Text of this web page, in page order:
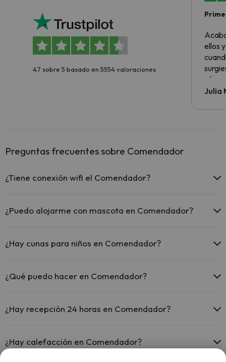
4.7 sobre 5 basado en 5554 valoraciones
ellos
todo
Julia
Preguntas frecuentes sobre Comendador
¿Tiene conexión wifi el Comendador?
¿Puedo alojarme con mascota en Comendador?
¿Hay cunas para niños en Comendador?
de iniciar tu viaje).
¿Qué puedo hacer en Comendador?
pueden ser de pago).
Masajista
¿Hay recepción 24 horas en Comendador?
¿Hay calefacción en Comendador?